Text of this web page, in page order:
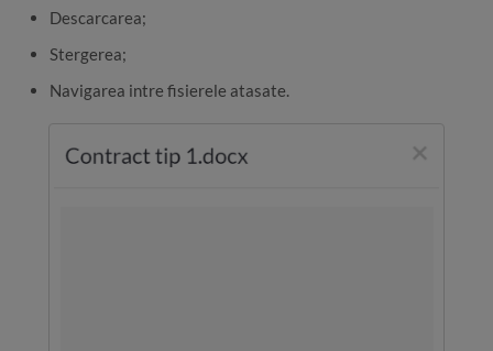
Descarcarea;
Stergerea;
Navigarea intre fisierele atasate.